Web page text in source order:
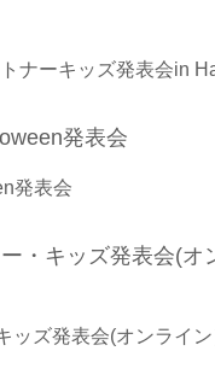
ナーキッズ発表会in
発表会
ズ発表会(オンライン